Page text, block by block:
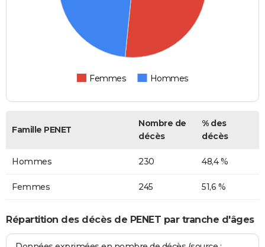
Femmes Hommes
Famille PENET
Nombre de
décès
% des
décès
Hommes 230 48,4 %
Femmes 245 51,6 %
Répartition des décès de PENET par tranche d'âges